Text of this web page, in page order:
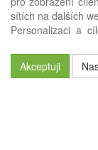
Používáme
sítích na dalších
Personalizaci a
Akceptuji